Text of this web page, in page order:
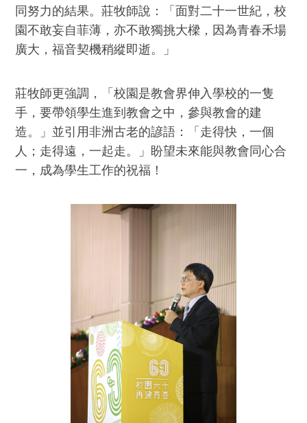
同努力的結果。莊牧師說：「面對二十一世紀，校
園不敢妄自菲薄，亦不敢獨挑大樑，因為青春禾場
廣大，福音契機稍縱即逝。」
莊牧師更強調，「校園是教會界伸入學校的一隻
手，要帶領學生進到教會之中，參與教會的建
造。」並引用非洲古老的諺語：「走得快，一個
人；走得遠，一起走。」盼望未來能與教會同心合
一，成為學生工作的祝福！